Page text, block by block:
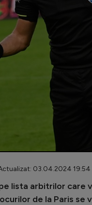
03.04.2024 19:54
lista arbitrilor care
de la Paris se